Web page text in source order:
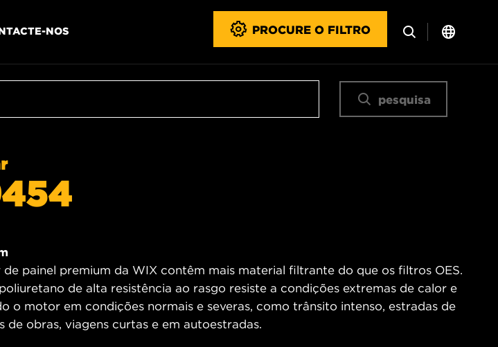
NOS PROCURE O FILTRO
pesquisa
painel premium da WIX contêm mais material filtrante do que os filtros OES.
de alta resistência ao rasgo resiste a condições extremas de calor e
o motor em condições normais e severas, como trânsito intenso, estradas de
de obras, viagens curtas e em autoestradas.